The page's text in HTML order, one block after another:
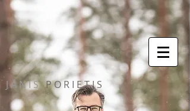
J Ā N I S P O R I E T I S